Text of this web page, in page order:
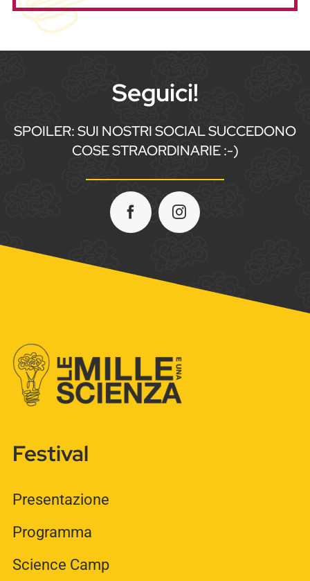
Seguici!
SPOILER: SUI NOSTRI SOCIAL SUCCEDONO
COSE STRAORDINARIE :-)
Festival
Presentazione
Programma
Science Camp